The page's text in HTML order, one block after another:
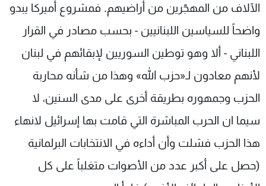
الآلاف من المهجّرين من أراضيهم. فمشروع أميركا يبدو
واضحاً للسياسين اللبنانيين - بحسب مصادر في القرار
اللبناني - ألا وهو توطين السوريين لإبقائهم في لبنان
لأنهم معادون لـ«حزب الله» وهذا من شأنه محاربة
الحزب وجمهوره بطريقة أخرى على مدى السنين، لا
سيما ان الحرب المباشرة التي قامت بها إسرائيل لانهاء
هذا الحزب فشلت وأن أداءه في الانتخابات البرلمانية
(حصل على أكبر عدد من الأصوات متغلباً على كل